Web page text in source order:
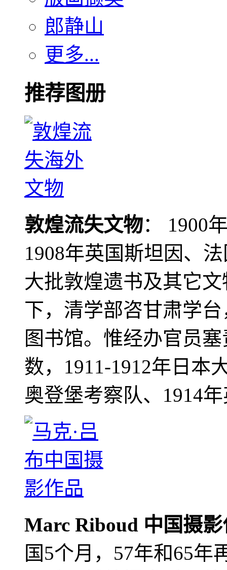
郎静山
更多...
推荐图册
敦煌流失文物： 1900
1908年英国斯坦因、
大批敦煌遗书及其它
下，清学部咨甘肃学
图书馆。惟经办官员
数，1911-1912年日本
奥登堡考察队、1914
Marc Riboud 中国摄
国5个月，57年和65年